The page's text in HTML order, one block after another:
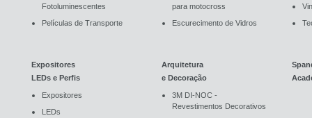
Fotoluminescentes
Películas de Transporte
para motocross
Escurecimento de Vidros
Expositores
LEDs e Perfis
Expositores
LEDs
Arquitetura
e Decoração
3M DI-NOC -
Revestimentos Decorativos